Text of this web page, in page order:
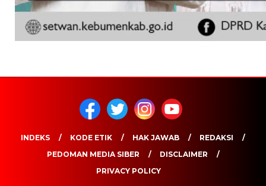
INDEKS KODE ETIK HAK JAWAB
REDAKSI
PEDOMAN MEDIA SIBER
DISCLAIMER
PRIVACY POLICY